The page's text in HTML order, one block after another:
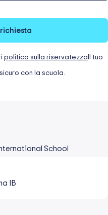
politica sulla riservatezza Il tuo
con la scuola.
IB